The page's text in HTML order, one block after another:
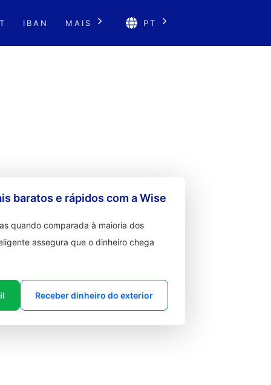
IBAN MAIS PT
baratos e rápidos com a Wise
quando comparada à maioria dos
assegura que o dinheiro chega
Receber dinheiro do exterior